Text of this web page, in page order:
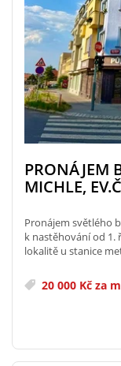
PRONÁJEM
MICHLE,
Pronájem světlého
k nastěhování od 1.
lokalitě u stanice
20 000 Kč za